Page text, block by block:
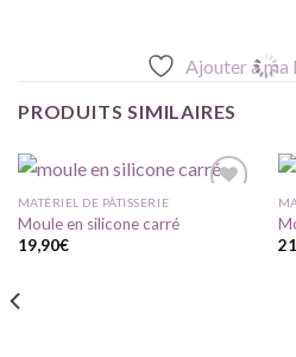
Ajouter à ma
PRODUITS SIMILAIRES
MATÉRIEL DE PÂTISSERIE
Moule en silicone carré
19,90€